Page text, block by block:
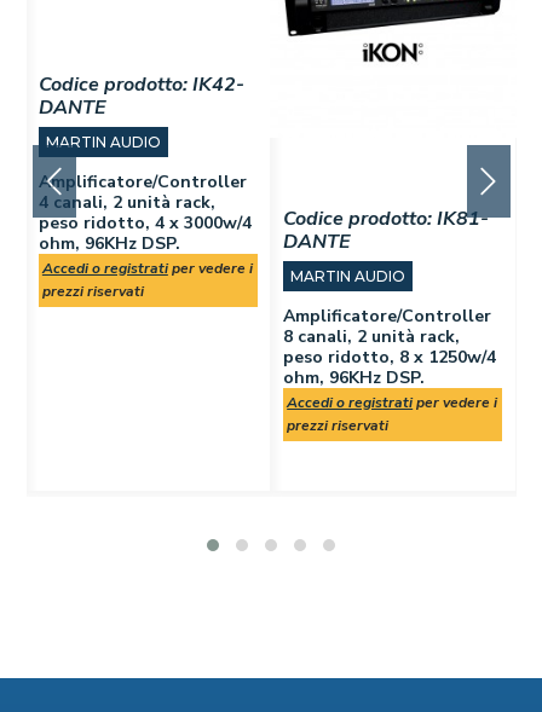
Codice prodotto:IK42-
DANTE
MARTIN AUDIO
Amplificatore/Controller
4 canali, 2 unità rack,
peso ridotto, 4 x 3000w/4
ohm, 96KHz DSP.
Accedi o registratiper vedere i
prezzi riservati
Codice prodotto:IK81-
DANTE
MARTIN AUDIO
Amplificatore/Controller
8 canali, 2 unità rack,
peso ridotto, 8 x 1250w/4
ohm, 96KHz DSP.
Accedi o registratiper vedere i
prezzi riservati